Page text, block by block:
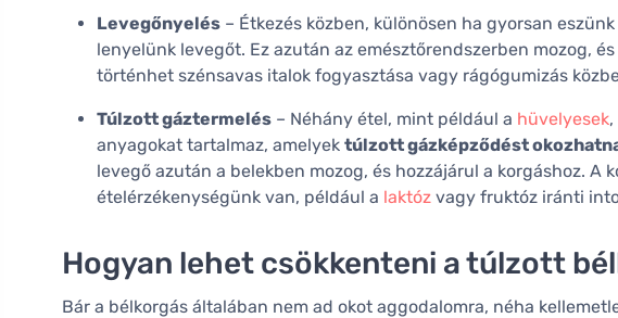
Levegőnyelés – Étkezés közben, különösen ha gyorsan
lenyelünk levegőt. Ez azután az emésztőrendszerben mozog,
történhet szénsavas italok fogyasztása vagy rágógumizás
Túlzott gáztermelés – Néhány étel, mint például a hüvelyesek
anyagokat tartalmaz, amelyek túlzott gázképződést
levegő azután a belekben mozog, és hozzájárul a korgáshoz. A
ételérzékenységünk van, például a laktóz vagy fruktóz iránti
Hogyan lehet csökkenteni a túlzott
Bár a bélkorgás általában nem ad okot aggodalomra, néha